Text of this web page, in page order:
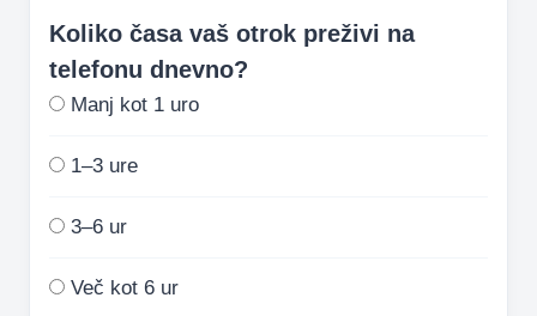
Koliko časa vaš otrok preživi na
telefonu dnevno?
Manj kot 1 uro
1–3 ure
3–6 ur
Več kot 6 ur